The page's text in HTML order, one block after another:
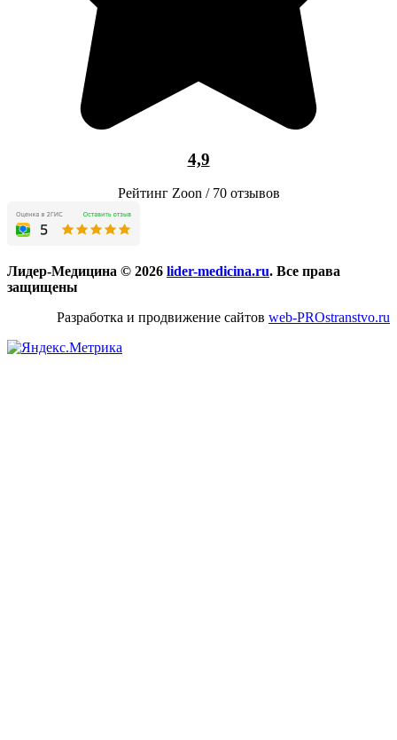
4,9
Рейтинг Zoon / 70 отзывов
Лидер-Медицина © 2026 lider-medicina.ru. Все права
защищены
Разработка и продвижение сайтов web-PROstranstvo.ru